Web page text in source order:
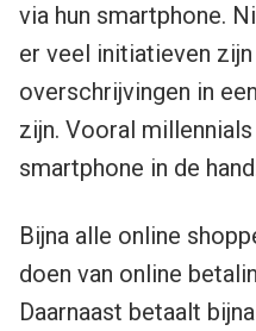
via hun smartphone.
er veel initiatieven
overschrijvingen in
zijn. Vooral
smartphone in de
Bijna alle online
doen van online
Daarnaast betaalt